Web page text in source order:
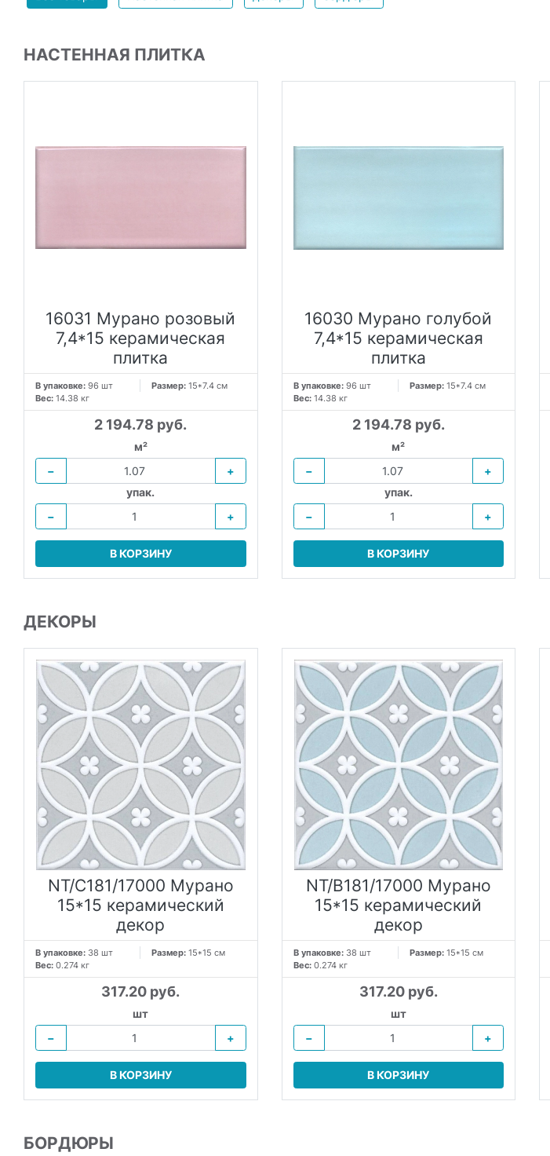
НАСТЕННАЯ ПЛИТКА
16031 Мурано розовый
7,4*15 керамическая
плитка
В упаковке: 96 шт Размер:15*7.4 см
Вес: 14.38 кг
2 194.78 руб.
м²
−
+
упак.
−
+
В КОРЗИНУ
16030 Мурано голубой
7,4*15 керамическая
плитка
В упаковке:96 шт Размер: 15*7.4 см
Вес: 14.38 кг
2 194.78 руб.
м²
−
+
упак.
−
+
В КОРЗИНУ
ДЕКОРЫ
NT/C181/17000 Мурано
15*15 керамический
декор
В упаковке: 38 шт Размер:15*15 см
Вес: 0.274 кг
317.20 руб.
шт
−
+
В КОРЗИНУ
NT/B181/17000 Мурано
15*15 керамический
декор
В упаковке:38 шт Размер: 15*15 см
Вес: 0.274 кг
317.20 руб.
шт
−
+
В КОРЗИНУ
БОРДЮРЫ